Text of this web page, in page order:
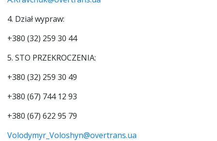
4. Dział wypraw:
+380 (32) 259 30 44
5. STO PRZEKROCZENIA:
+380 (32) 259 30 49
+380 (67) 744 12 93
+380 (67) 622 95 79
Volodymyr_Voloshyn@overtrans.ua